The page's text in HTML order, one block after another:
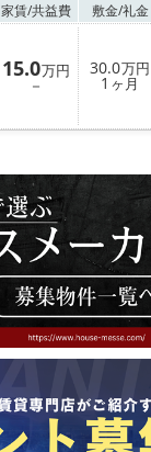
家賃/共益費 敷金/礼金
15.0万円
－
30.0万円
1 ヶ月